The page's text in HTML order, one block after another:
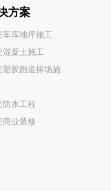
方案
车库地坪施工
混凝土施工
塑胶跑道操场施
防水工程
商业装修